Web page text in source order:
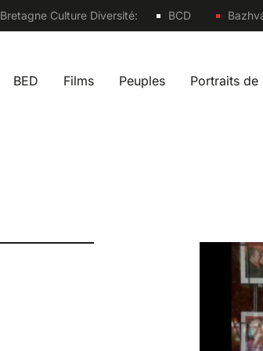
Bretagne Culture Diversité: Sites
BCD
Main navigation fr
BED Films Peuples Portraits de